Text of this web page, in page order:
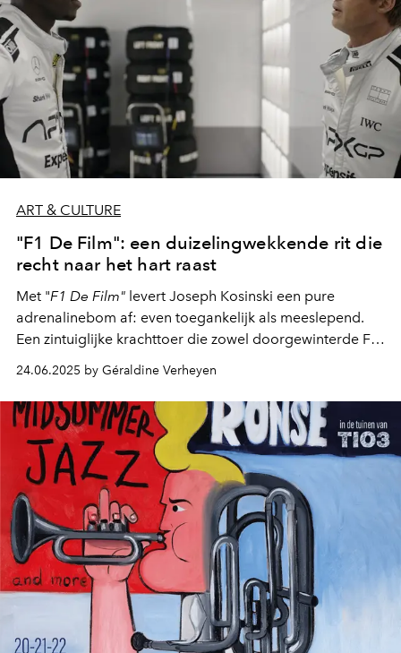
ART & CULTURE
"F1 De Film": een duizelingwekkende rit die
recht naar het hart raast
Met "F1 De Film" levert Joseph Kosinski een pure
adrenalinebom af: even toegankelijk als meeslepend.
Een zintuiglijke krachttoer die zowel doorgewinterde F1-
fans als sensatiezoekers zal weten te grijpen. Gordels
24.06.2025 by Géraldine Verheyen